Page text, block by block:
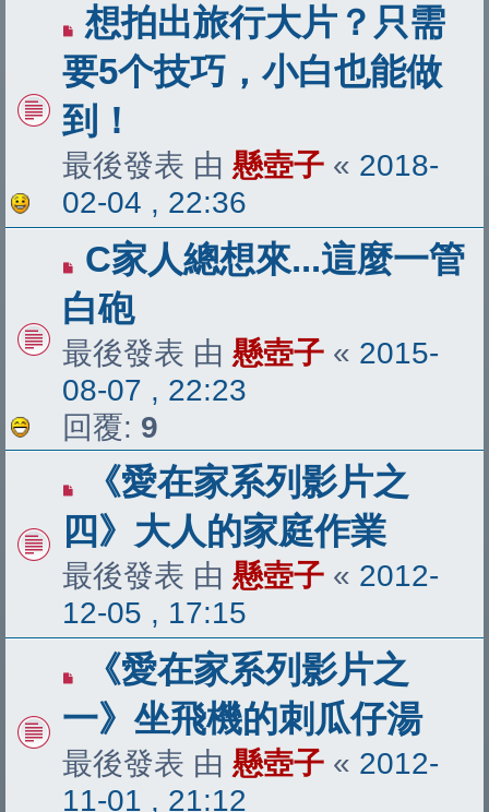
想拍出旅行大片？只需
要5个技巧，小白也能做
到！
最後發表 由 懸壺子 « 2018-
02-04 , 22:36
C家人總想來...這麼一管
白砲
最後發表 由 懸壺子 « 2015-
08-07 , 22:23
回覆: 9
《愛在家系列影片之
四》大人的家庭作業
最後發表 由 懸壺子 « 2012-
12-05 , 17:15
《愛在家系列影片之
一》坐飛機的刺瓜仔湯
最後發表 由 懸壺子 « 2012-
11-01 , 21:12